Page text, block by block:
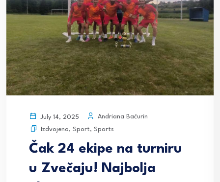
July 14, 2025
Andriana Baćurin
Izdvojeno, Sport, Sports
Čak 24 ekipe na turniru
u Zvečaju! Najbolja